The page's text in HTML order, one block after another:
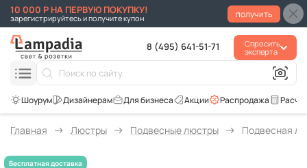
10 000 Р НА ПЕРВУЮ ПОКУПКУ!
зарегистрируйтесь и получите купон получить
8 (495) 641-51-71
Спросить
эксперта
Распродажа
Акции
Для бизнеса
Главная Люстры Подвесные люстры Подвесная